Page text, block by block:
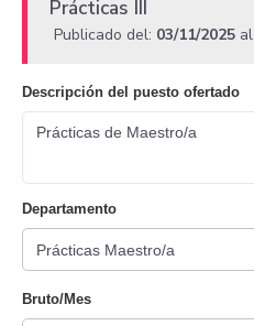
Prácticas III
Publicado del: 03/11/2025 al
Descripción del puesto ofertado
Prácticas de Maestro/a
Departamento
Bruto/Mes